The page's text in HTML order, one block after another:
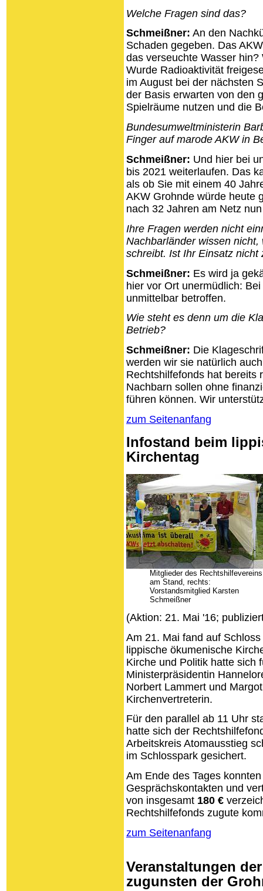
Welche Fragen sind das?
Schmeißner: An den
Schaden gegeben. Das
das verseuchte Wasser
Wurde Radioaktivität
im August bei der nächsten
der Basis erwarten von den
Spielräume nutzen und die
Bundesumweltministerin
Finger auf marode AKW in
Schmeißner: Und hier bei
bis 2021 weiterlaufen. Das
als ob Sie mit einem 40
AKW Grohnde würde heute
nach 32 Jahren am Netz
Ihre Fragen werden nicht
Nachbarländer wissen
schreibt. Ist Ihr Einsatz
Schmeißner: Es wird ja
hier vor Ort unermüdlich:
unmittelbar betroffen.
Wie steht es denn um die
Betrieb?
Schmeißner: Die
werden wir sie natürlich
Rechtshilfefonds hat bereits
Nachbarn sollen ohne
führen können. Wir
zum Seitenanfang
Infostand beim
Kirchentag
Mitglieder des Rechtshilfevereins
am Stand, rechts:
Vorstandsmitglied Karsten
Schmeißner
(Aktion: 21. Mai '16;
Am 21. Mai fand auf
lippische ökumenische
Kirche und Politik hatte sich
Ministerpräsidentin
Norbert Lammert und
Kirchenvertreterin.
Für den parallel ab 11 Uhr
hatte sich der
Arbeitskreis Atomausstieg
im Schlosspark gesichert.
Am Ende des Tages
Gesprächskontakten und
von insgesamt 180 €
Rechtshilfefonds zugute
zum Seitenanfang
Veranstaltungen
zugunsten der